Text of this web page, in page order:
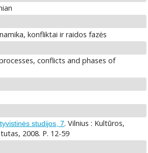
konfliktai ir raidos fazės
conflicts and phases of
studijos, 7. Vilnius : Kultūros,
2008. P. 12-59